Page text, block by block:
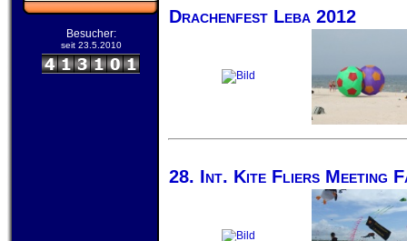
Besucher:
seit 23.5.2010
Drachenfest Leba 2012
28. Int. Kite Fliers Meeting